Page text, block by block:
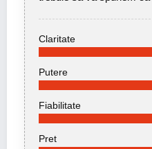
Claritate
Putere
Fiabilitate
Pret